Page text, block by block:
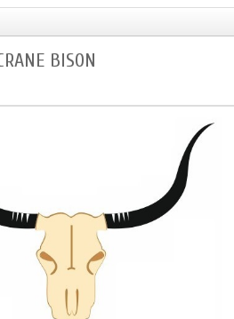
BISON